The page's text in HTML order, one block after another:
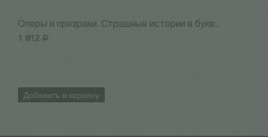
Оперы и призраки. Страшные истории в букв...
1 012 Р
Добавить в корзину